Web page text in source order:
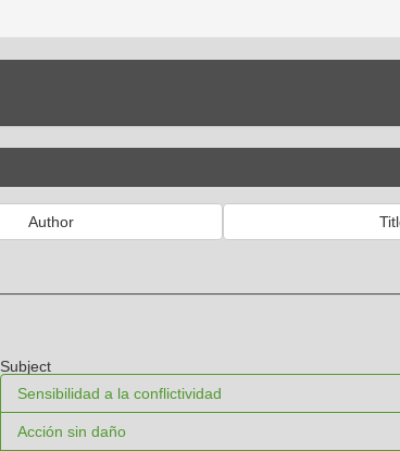
Subject
Sensibilidad a la conflictividad
Acción sin daño